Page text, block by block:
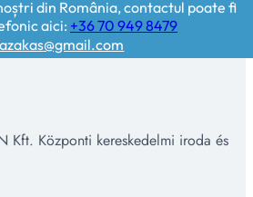
din România, contactul poate fi
aici: +36 70 949 8479
Kft. Központi kereskedelmi iroda és